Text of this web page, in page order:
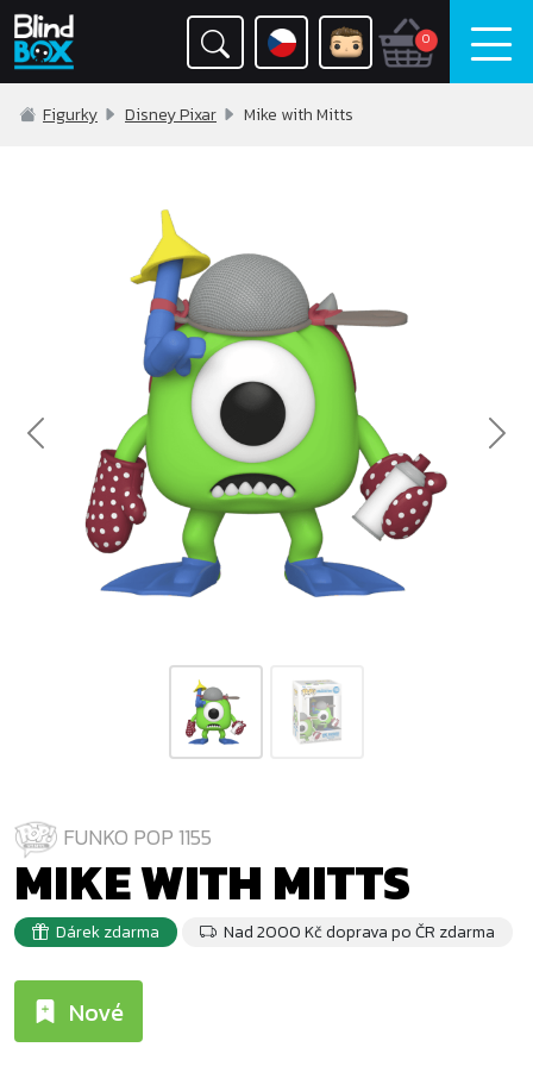
0
Figurky Disney Pixar Mike with Mitts
Previous
FUNKO POP 1155
MIKE WITH MITTS
Dárek zdarma Nad 2000 Kč doprava po ČR zdarma
Nové